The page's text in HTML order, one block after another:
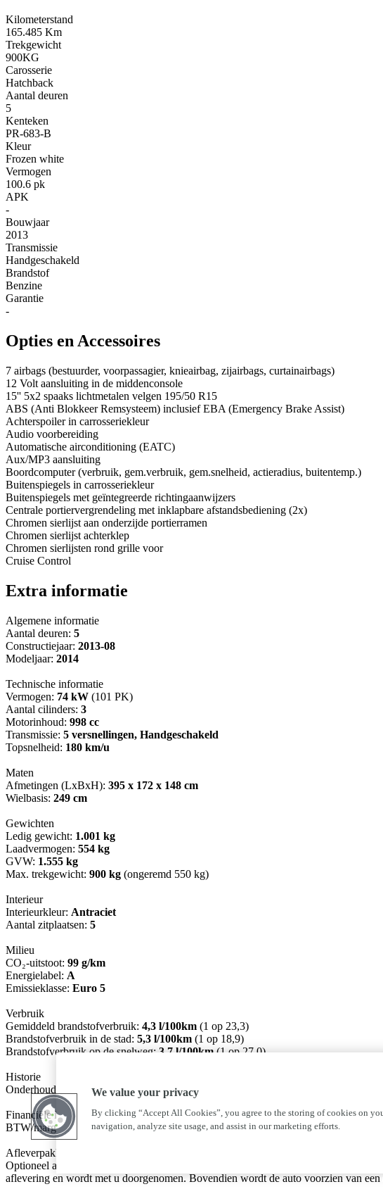
Kilometerstand
165.485 Km
Trekgewicht
900KG
Carosserie
Hatchback
Aantal deuren
5
Kenteken
PR-683-B
Kleur
Frozen white
Vermogen
100.6 pk
APK
-
Bouwjaar
2013
Transmissie
Handgeschakeld
Brandstof
Benzine
Garantie
-
Opties en Accessoires
7 airbags (bestuurder, voorpassagier, knieairbag, zijairbags, curtainairbags)
12 Volt aansluiting in de middenconsole
15'' 5x2 spaaks lichtmetalen velgen 195/50 R15
ABS (Anti Blokkeer Remsysteem) inclusief EBA (Emergency Brake Assist)
Achterspoiler in carrosseriekleur
Audio voorbereiding
Automatische airconditioning (EATC)
Aux/MP3 aansluiting
Boordcomputer (verbruik, gem.verbruik, gem.snelheid, actieradius, buitentemp.)
Buitenspiegels in carrosseriekleur
Buitenspiegels met geïntegreerde richtingaanwijzers
Centrale portiervergrendeling met inklapbare afstandsbediening (2x)
Chromen sierlijst aan onderzijde portierramen
Chromen sierlijst achterklep
Chromen sierlijsten rond grille voor
Cruise Control
Extra informatie
Algemene informatie
Aantal deuren: 5
Constructiejaar: 2013-08
Modeljaar: 2014
Technische informatie
Vermogen: 74 kW (101 PK)
Aantal cilinders: 3
Motorinhoud: 998 cc
Transmissie: 5 versnellingen, Handgeschakeld
Topsnelheid: 180 km/u
Maten
Afmetingen (LxBxH): 395 x 172 x 148 cm
Wielbasis: 249 cm
Gewichten
Ledig gewicht: 1.001 kg
Laadvermogen: 554 kg
GVW: 1.555 kg
Max. trekgewicht: 900 kg (ongeremd 550 kg)
Interieur
Interieurkleur: Antraciet
Aantal zitplaatsen: 5
Milieu
CO₂-uitstoot: 99 g/km
Energielabel: A
Emissieklasse: Euro 5
Verbruik
Gemiddeld brandstofverbruik: 4,3 l/100km (1 op 23,3)
Brandstofverbruik in de stad: 5,3 l/100km (1 op 18,9)
Brandstofverbruik op de snelweg:3,7 l/100km(1 op 27,0)
Historie
Onderhoudsboekjes:Aanwezig
Financiële informatie
BTW/marge:BTW niet verrekenbaar voor ondernemers (margeregeling)
Afleverpakketten
Optioneel afleverpakket (€ 295):
Voor slechts € 295,-- wordt de auto
aflevering en wordt met u doorgenomen. Bovendien wordt de auto voorzien van
We value your privacy
By clicking “Accept All Cookies”, you agree to the storing of cookies on
navigation, analyze site usage, and assist in our marketing efforts.